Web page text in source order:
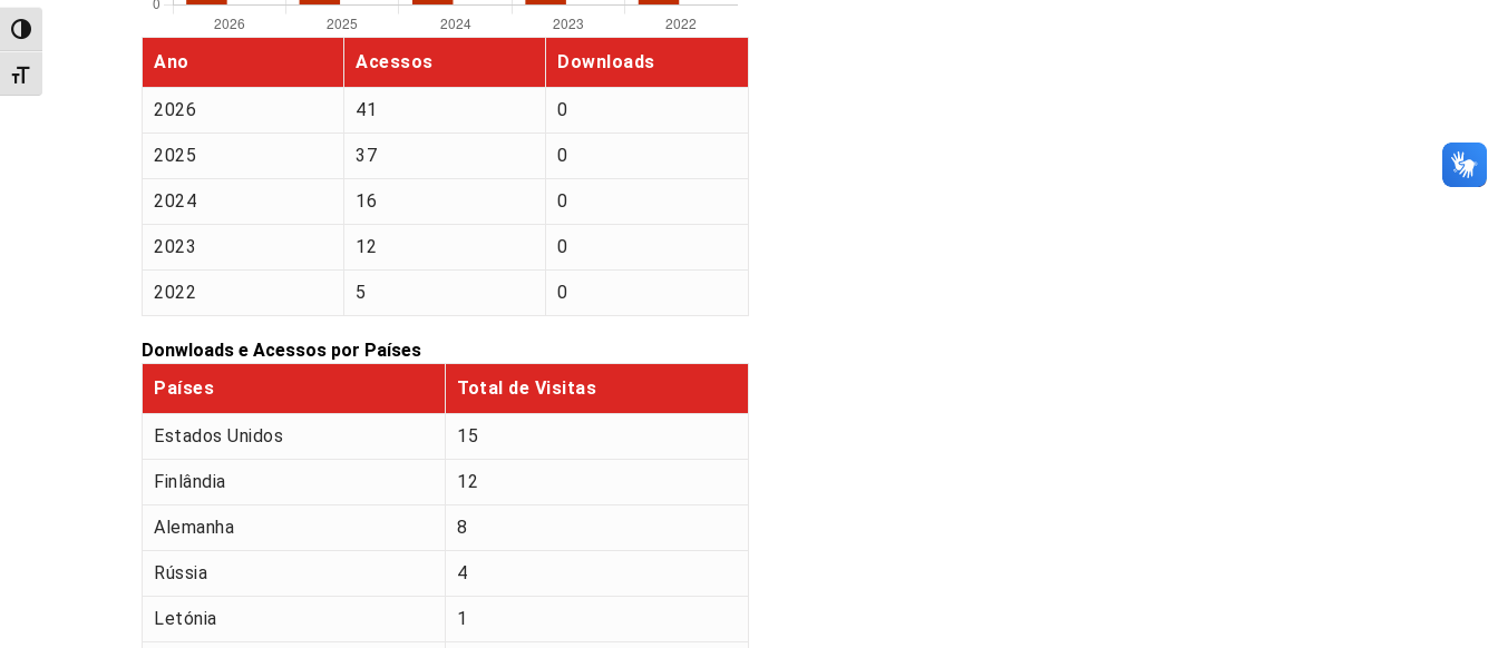
Alternar alto contraste
Alternar tamanho da fonte
Ano Acessos Downloads
2026 41 0
2025 37 0
2024 16 0
2023 12 0
2022 5 0
Donwloads e Acessos por Países
Países
Total de Visitas
Estados Unidos 15
Finlândia 12
Alemanha 8
Rússia 4
Letónia 1